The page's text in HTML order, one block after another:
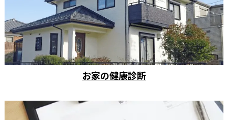
お家の健康診断